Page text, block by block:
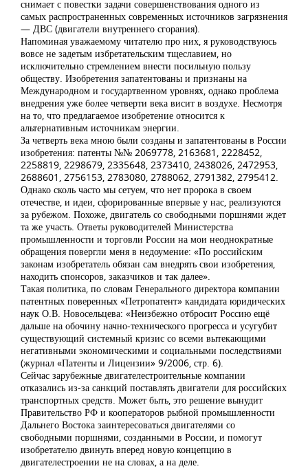
снимает с повестки задачи совершенствования одного из
самых распространенных современных источников загрязнения
— ДВС (двигатели внутреннего сгорания).
Напоминая уважаемому читателю про них, я руководствуюсь
вовсе не задетым избретательским тщеславием, но
исключительно стремлением внести посильную пользу
обществу. Изобретения запатентованы и признаны на
Международном и государтвенном уровнях, однако проблема
внедрения уже более четверти века висит в воздухе. Несмотря
на то, что предлагаемое изобретение относится к
альтернативным источникам энергии.
За четверть века мною были созданы и запатентованы в России
изобретения: патенты №№ 2069778, 2163681, 2228452,
2258819, 2298679, 2335648, 2373410, 2438026, 2472953,
2688601, 2756153, 2783080, 2788062, 2791382, 2795412.
Однако сколь часто мы сетуем, что нет пророка в своем
отечестве, и идеи, сфорированные впервые у нас, реализуются
за рубежом. Похоже, двигатель со свободными поршнями ждет
та же участь. Ответы руководителей Министерства
промышленности и торговли России на мои неоднократные
обращения повергли меня в недоумение: «По российским
законам изобретатель обязан сам внедрять свои изобретения,
находить спонсоров, заказчиков и так далее».
Такая политика, по словам Генерального директора компании
патентных поверенных «Петропатент» кандидата юридических
наук О.В. Новосельцева: «Неизбежно отбросит Россию ещё
дальше на обочину начно-технического прогресса и усугубит
существующий системный кризис со всеми вытекающими
негативными экономическими и социальными последствиями
(журнал «Патенты и Лицензии» 9/2006, стр. 6).
Сейчас зарубежные двигателестроительные компании
отказались из-за санкций поставлять двигатели для российских
транспортных средств. Может быть, это решение вынудит
Правительство РФ и кооператоров рыбной промышленности
Дальнего Востока заинтересоваться двигателями со
свободными поршнями, созданными в России, и помогут
изобретателю двинуть вперед новую концепцию в
двигателестроении не на словах, а на деле.